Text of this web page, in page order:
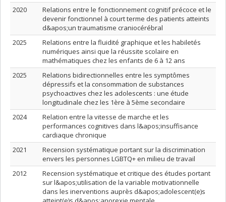
2020
Relations entre le fonctionnement cognitif précoce et le
devenir fonctionnel à court terme des patients atteints
d&apos;un traumatisme craniocérébral
2025
Relations entre la fluidité graphique et les habiletés
numériques ainsi que la réussite scolaire en
mathématiques chez les enfants de 6 à 12 ans
2025
Relations bidirectionnelles entre les symptômes
dépressifs et la consommation de substances
psychoactives chez les adolescents : une étude
longitudinale chez les 1ère à 5ème secondaire
2024
Relation entre la vitesse de marche et les
performances cognitives dans l&apos;insuffisance
cardiaque chronique
2021
Recension systématique portant sur la discrimination
envers les personnes LGBTQ+ en milieu de travail
2012
Recension systématique et critique des études portant
sur l&apos;utilisation de la variable motivationnelle
dans les inerventions auprès d&apos;adolescent(e)s